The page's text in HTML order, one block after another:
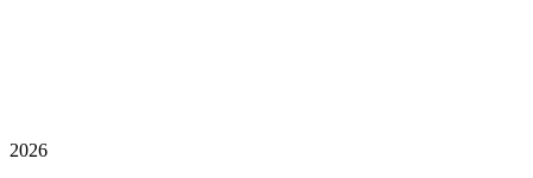
2026